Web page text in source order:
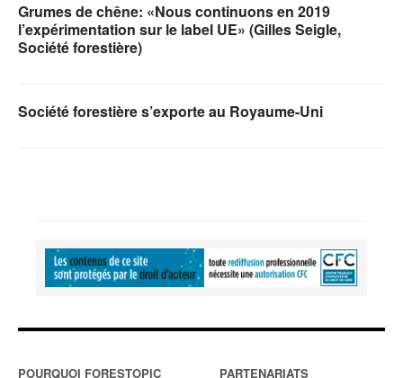
Grumes de chêne: «Nous continuons en 2019
l’expérimentation sur le label UE» (Gilles Seigle,
Société forestière)
Société forestière s’exporte au Royaume-Uni
POURQUOI FORESTOPIC PARTENARIATS